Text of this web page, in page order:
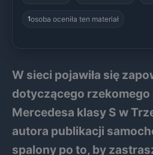
1osoba oceniła ten materiał
W sieci pojawiła się
dotyczącego rzekomego
Mercedesa klasy S w
autora publikacji
spalony po to, by